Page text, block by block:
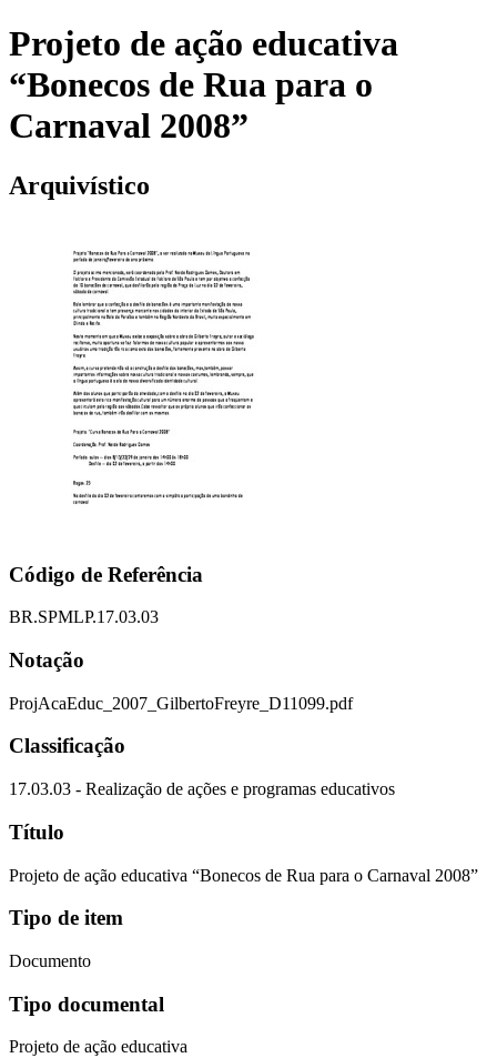
Projeto de ação educativa
“Bonecos de Rua para o
Carnaval 2008”
Arquivístico
Código de Referência
BR.SPMLP.17.03.03
Notação
ProjAcaEduc_2007_GilbertoFreyre_D11099.pdf
Classificação
17.03.03 - Realização de ações e programas educativos
Título
Projeto de ação educativa “Bonecos de Rua para o Carnaval 2008”
Tipo de item
Documento
Tipo documental
Projeto de ação educativa